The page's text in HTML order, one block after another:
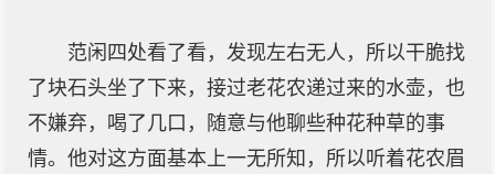
范闲四处看了看，发现左右无人，所以干脆找
了块石头坐了下来，接过老花农递过来的水壶，也
不嫌弃，喝了几口，随意与他聊些种花种草的事
情。他对这方面基本上一无所知，所以听着花农眉